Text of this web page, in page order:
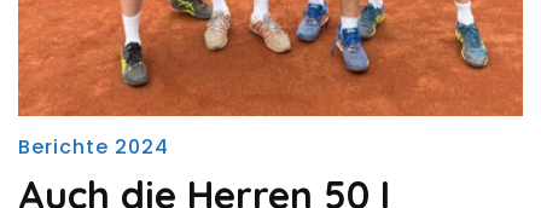
Berichte 2024
Auch die Herren 50 I